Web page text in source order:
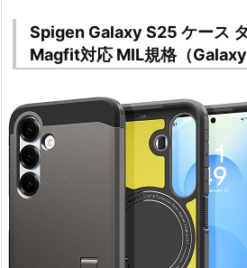
Spigen Galaxy S25 ケース
Magfit対応 MIL規格（Galaxy